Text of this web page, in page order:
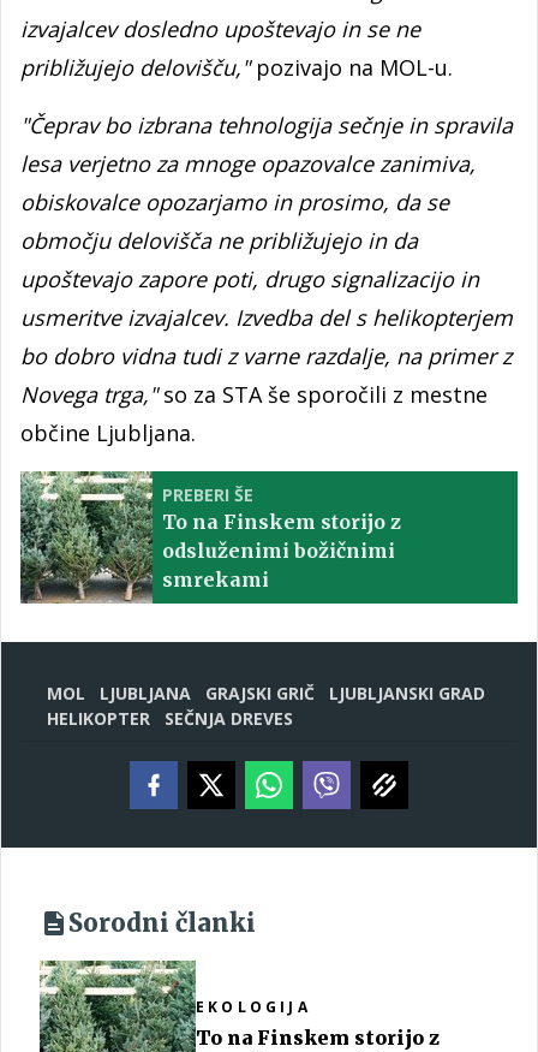
izvajalcev dosledno upoštevajo in se ne
približujejo delovišču," pozivajo na MOL-u.
"Čeprav bo izbrana tehnologija sečnje in spravila
lesa verjetno za mnoge opazovalce zanimiva,
obiskovalce opozarjamo in prosimo, da se
območju delovišča ne približujejo in da
upoštevajo zapore poti, drugo signalizacijo in
usmeritve izvajalcev. Izvedba del s helikopterjem
bo dobro vidna tudi z varne razdalje, na primer z
Novega trga,"so za STA še sporočili z mestne
občine Ljubljana.
PREBERI ŠE
To na Finskem storijo z
odsluženimi božičnimi
smrekami
MOL LJUBLJANA GRAJSKI GRIČ
LJUBLJANSKI GRAD
HELIKOPTER
SEČNJA DREVES
Sorodni članki
EKOLOGIJA
To na Finskem storijo z